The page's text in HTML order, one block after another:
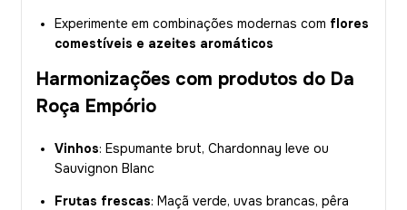
Experimente em combinações modernas com flores
comestíveis e azeites aromáticos
Harmonizações com produtos do Da
Roça Empório
Vinhos: Espumante brut, Chardonnay leve ou
Sauvignon Blanc
Frutas frescas: Maçã verde, uvas brancas, pêra